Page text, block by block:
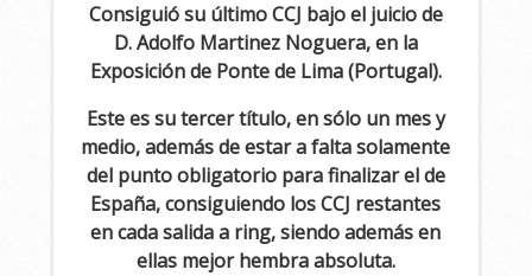
Consiguió su último CCJ bajo el juicio de
D. Adolfo Martinez Noguera, en la
Exposición de Ponte de Lima (Portugal).
Este es su tercer título, en sólo un mes y
medio, además de estar a falta solamente
del punto obligatorio para finalizar el de
España, consiguiendo los CCJ restantes
en cada salida a ring, siendo además en
ellas mejor hembra absoluta.